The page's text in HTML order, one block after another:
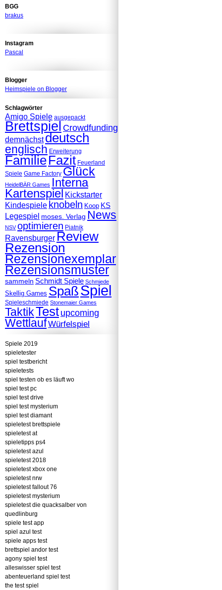
BGG
brakus
Instagram
Pascal
Blogger
Heimspiele on Blogger
Schlagwörter
Amigo Spiele ausgepackt
Brettspiel Crowdfunding
demnächst deutsch
englisch Erweiterung
FamilieFazit Feuerland
Spiele Game Factory Glück
HeidelBÄR Games Interna
Kartenspiel Kickstarter
Kindespiele knobeln Koop KS
Legespiel moses. Verlag News
NSV optimieren Piatnik
RavensburgerReview
Rezension
Rezensionexemplar
Rezensionsmuster
sammeln Schmidt Spiele Schmiede
Skellig Games SpaßSpiel
Spieleschmiede Stonemaier Games
TaktikTest upcoming
WettlaufWürfelspiel
Spiele 2019
spieletester
spiel testbericht
spieletests
spiel testen ob es läuft wo
spiel test pc
spiel test drive
spiel test mysterium
spiel test diamant
spieletest brettspiele
spieletest at
spieletipps ps4
spieletest azul
spieletest 2018
spieletest xbox one
spieletest nrw
spieletest fallout 76
spieletest mysterium
spieletest die quacksalber von
quedlinburg
spiele test app
spiel azul test
spiele apps test
brettspiel andor test
agony spiel test
alleswisser spiel test
abenteuerland spiel test
the test spiel